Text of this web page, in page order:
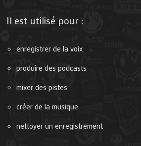
Il est utilisé pour :
enregistrer de la voix
produire des podcasts
mixer des pistes
créer de la musique
nettoyer un enregistrement